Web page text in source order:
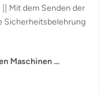
Mit dem Senden der
Sicherheitsbelehrung
Maschinen ...